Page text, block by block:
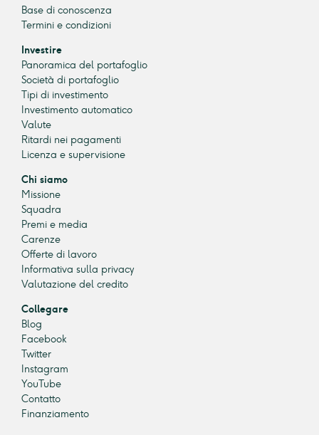
Base di conoscenza
Termini e condizioni
Investire
Panoramica del portafoglio
Società di portafoglio
Tipi di investimento
Investimento automatico
Valute
Ritardi nei pagamenti
Licenza e supervisione
Chi siamo
Missione
Squadra
Premi e media
Carenze
Offerte di lavoro
Informativa sulla privacy
Valutazione del credito
Collegare
Blog
Facebook
Twitter
Instagram
YouTube
Contatto
Finanziamento